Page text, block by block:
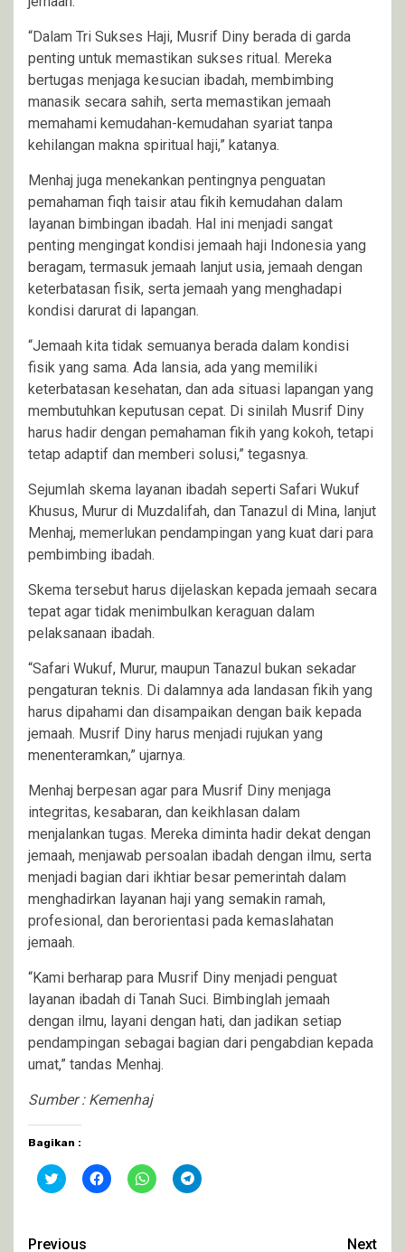
“Dalam Tri Sukses Haji, Musrif Diny berada di garda
penting untuk memastikan sukses ritual. Mereka
bertugas menjaga kesucian ibadah, membimbing
manasik secara sahih, serta memastikan jemaah
memahami kemudahan-kemudahan syariat tanpa
kehilangan makna spiritual haji,” katanya.
Menhaj juga menekankan pentingnya penguatan
pemahaman fiqh taisir atau fikih kemudahan dalam
layanan bimbingan ibadah. Hal ini menjadi sangat
penting mengingat kondisi jemaah haji Indonesia yang
beragam, termasuk jemaah lanjut usia, jemaah dengan
keterbatasan fisik, serta jemaah yang menghadapi
kondisi darurat di lapangan.
“Jemaah kita tidak semuanya berada dalam kondisi
fisik yang sama. Ada lansia, ada yang memiliki
keterbatasan kesehatan, dan ada situasi lapangan yang
membutuhkan keputusan cepat. Di sinilah Musrif Diny
harus hadir dengan pemahaman fikih yang kokoh, tetapi
tetap adaptif dan memberi solusi,” tegasnya.
Sejumlah skema layanan ibadah seperti Safari Wukuf
Khusus, Murur di Muzdalifah, dan Tanazul di Mina, lanjut
Menhaj, memerlukan pendampingan yang kuat dari para
pembimbing ibadah.
Skema tersebut harus dijelaskan kepada jemaah secara
tepat agar tidak menimbulkan keraguan dalam
pelaksanaan ibadah.
“Safari Wukuf, Murur, maupun Tanazul bukan sekadar
pengaturan teknis. Di dalamnya ada landasan fikih yang
harus dipahami dan disampaikan dengan baik kepada
jemaah. Musrif Diny harus menjadi rujukan yang
menenteramkan,” ujarnya.
Menhaj berpesan agar para Musrif Diny menjaga
integritas, kesabaran, dan keikhlasan dalam
menjalankan tugas. Mereka diminta hadir dekat dengan
jemaah, menjawab persoalan ibadah dengan ilmu, serta
menjadi bagian dari ikhtiar besar pemerintah dalam
menghadirkan layanan haji yang semakin ramah,
profesional, dan berorientasi pada kemaslahatan
jemaah.
“Kami berharap para Musrif Diny menjadi penguat
layanan ibadah di Tanah Suci. Bimbinglah jemaah
dengan ilmu, layani dengan hati, dan jadikan setiap
pendampingan sebagai bagian dari pengabdian kepada
umat,” tandas Menhaj.
Sumber : Kemenhaj
Bagikan :
Klik
untuk
di
jendela
Klik
untuk
Klik
untuk
Klik
untuk
Previous Next